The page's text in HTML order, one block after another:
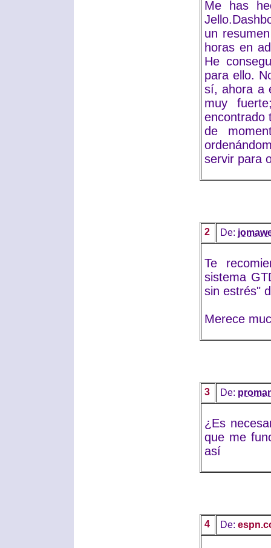
Me has
un
horas en
He
para ello.
sí, ahora a
muy
encontrado
de
servir para
2 De:
Te
sistema
sin estrés"
Merece
3 De:
¿Es
que me
así
4 De: